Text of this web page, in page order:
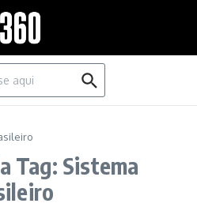
Tag: Sistema